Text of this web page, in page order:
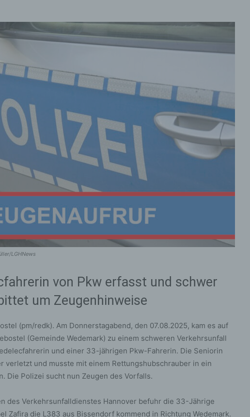
LGHNews
von Pkw erfasst und schwer
um Zeugenhinweise
(pm/redk). Am Donnerstagabend, den 07.08.2025, kam es auf
(Gemeinde Wedemark) zu einem schweren Verkehrsunfall
und einer 33-jährigen Pkw-Fahrerin. Die Seniorin
verletzt und musste mit einem Rettungshubschrauber in ein
Die Polizei sucht nun Zeugen des Vorfalls.
des Verkehrsunfalldienstes Hannover befuhr die 33-Jährige
Zafira die L383 aus Bissendorf kommend in Richtung Wedemark.